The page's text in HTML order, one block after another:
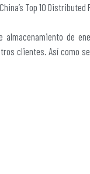
Top 10 Distributed
de
clientes. Así como